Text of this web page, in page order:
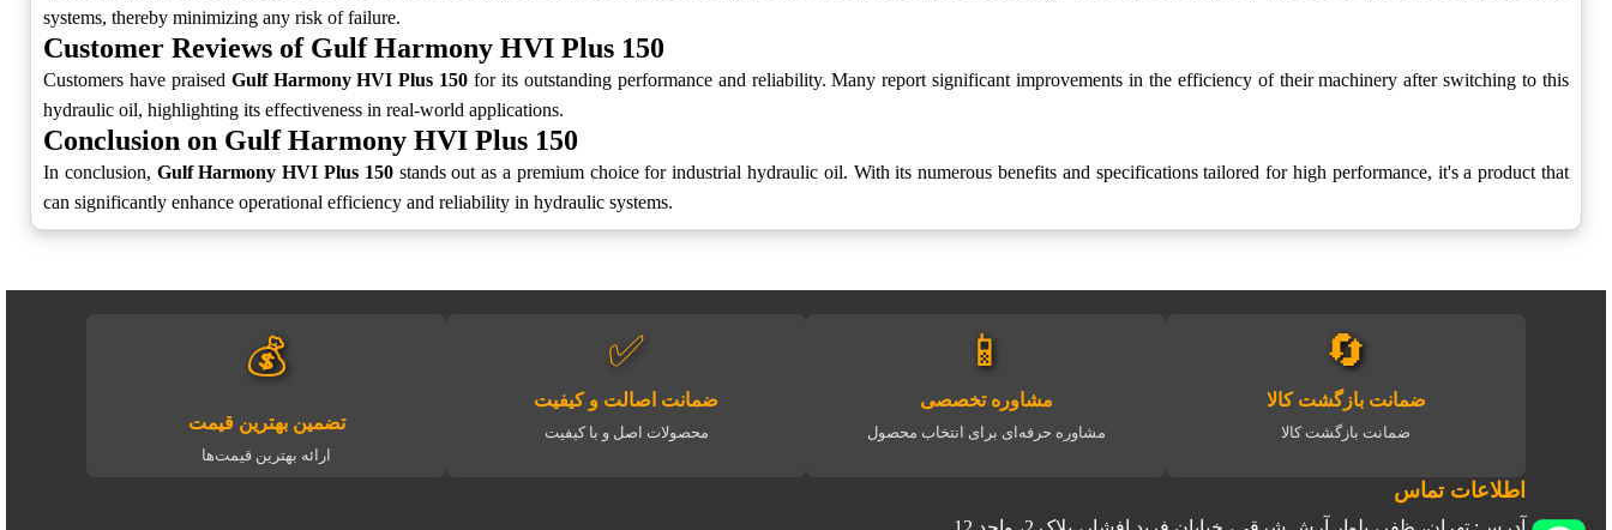
systems, thereby minimizing any risk of failure.
Customer Reviews of Gulf Harmony HVI Plus 150
Customers have praised Gulf Harmony HVI Plus 150 for its outstanding performance and reliability. Many report significant improvements in the efficiency of their machinery after switching to this
hydraulic oil, highlighting its effectiveness in real-world applications.
Conclusion on Gulf Harmony HVI Plus 150
In conclusion, Gulf Harmony HVI Plus 150stands out as a premium choice for industrial hydraulic oil. With its numerous benefits and specifications tailored for high performance, it's a product that
can significantly enhance operational efficiency and reliability in hydraulic systems.
🔄
ضمانت بازگشت کالا
ضمانت بازگشت کالا
📱
مشاوره تخصصی
مشاوره حرفه‌ای برای انتخاب محصول
✅
ضمانت اصالت و کیفیت
محصولات اصل و با کیفیت
💰
تضمین بهترین قیمت
ارائه بهترین قیمت‌ها
اطلاعات تماس